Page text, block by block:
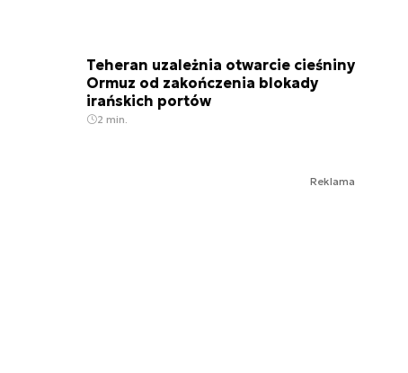
Teheran uzależnia otwarcie cieśniny
Ormuz od zakończenia blokady
irańskich portów
2 min.
Reklama